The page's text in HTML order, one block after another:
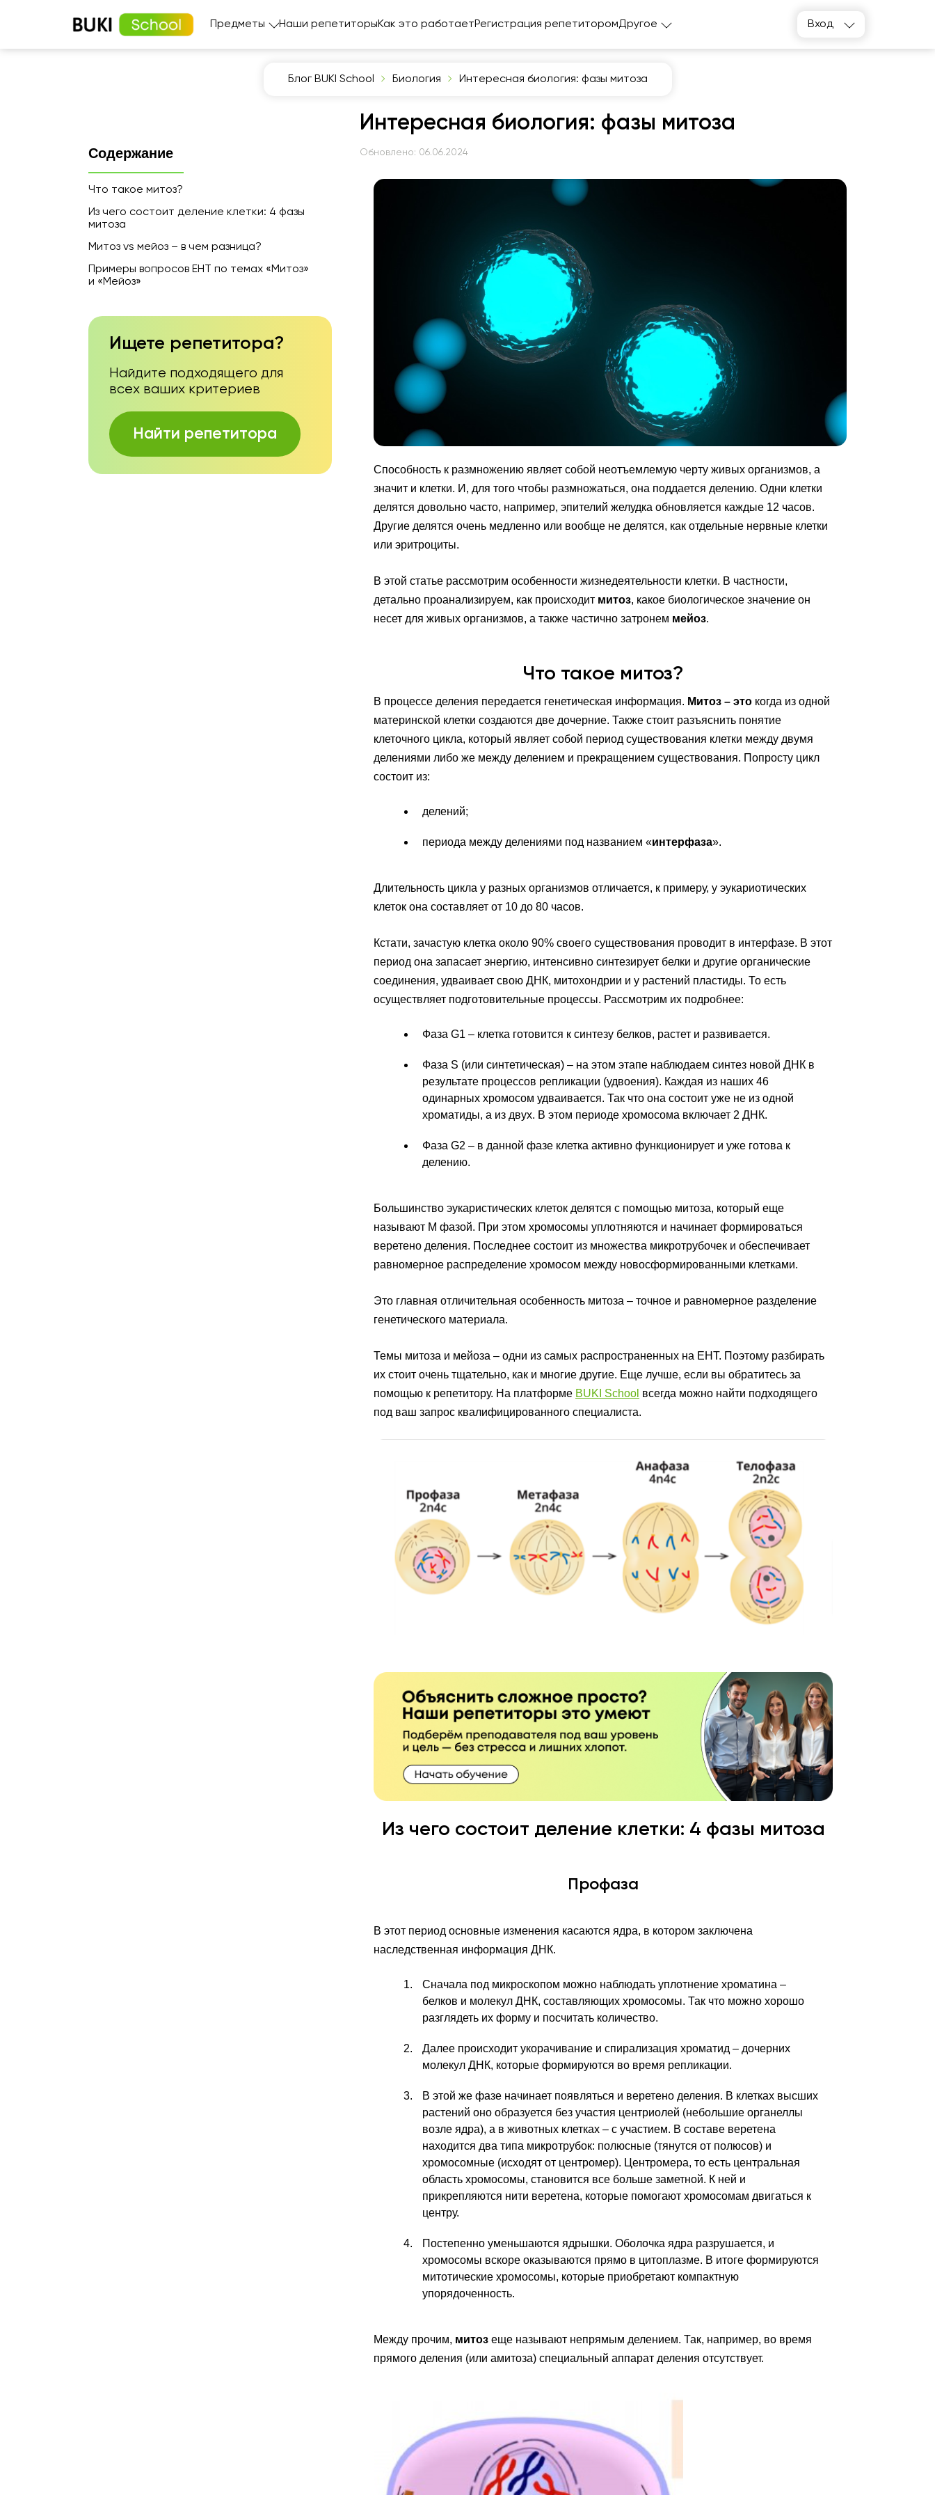
Предметы Наши репетиторыКак это работаетРегистрация репетиторомДругое Вход
Блог BUKI School Биология Интересная биология: фазы митоза
Содержание
Что такое митоз?
Из чего состоит деление клетки: 4 фазы
митоза
Митоз vs мейоз – в чем разница?
Примеры вопросов ЕНТ по темах «Митоз»
и «Мейоз»
Ищете репетитора?
Найдите подходящего для
всех ваших критериев
Найти репетитора
Интересная биология: фазы митоза
Обновлено: 06.06.2024
Способность к размножению являет собой неотъемлемую черту живых организмов, а
значит и клетки. И, для того чтобы размножаться, она поддается делению. Одни клетки
делятся довольно часто, например, эпителий желудка обновляется каждые 12 часов.
Другие делятся очень медленно или вообще не делятся, как отдельные нервные клетки
или эритроциты.
В этой статье рассмотрим особенности жизнедеятельности клетки. В частности,
детально проанализируем, как происходит митоз, какое биологическое значение он
несет для живых организмов, а также частично затронем мейоз.
Что такое митоз?
В процессе деления передается генетическая информация. Митоз – это когда из одной
материнской клетки создаются две дочерние. Также стоит разъяснить понятие
клеточного цикла, который являет собой период существования клетки между двумя
делениями либо же между делением и прекращением существования. Попросту цикл
состоит из:
делений;
периода между делениями под названием «интерфаза».
Длительность цикла у разных организмов отличается, к примеру, у эукариотических
клеток она составляет от 10 до 80 часов.
Кстати, зачастую клетка около 90% своего существования проводит в интерфазе. В этот
период она запасает энергию, интенсивно синтезирует белки и другие органические
соединения, удваивает свою ДНК, митохондрии и у растений пластиды. То есть
осуществляет подготовительные процессы. Рассмотрим их подробнее:
Фаза G1 – клетка готовится к синтезу белков, растет и развивается.
Фаза S (или синтетическая) – на этом этапе наблюдаем синтез новой ДНК в
результате процессов репликации (удвоения). Каждая из наших 46
одинарных хромосом удваивается. Так что она состоит уже не из одной
хроматиды, а из двух. В этом периоде хромосома включает 2 ДНК.
Фаза G2 – в данной фазе клетка активно функционирует и уже готова к
делению.
Большинство эукаристических клеток делятся с помощью митоза, который еще
называют M фазой. При этом хромосомы уплотняются и начинает формироваться
веретено деления. Последнее состоит из множества микротрубочек и обеспечивает
равномерное распределение хромосом между новосформированными клетками.
Это главная отличительная особенность митоза – точное и равномерное разделение
генетического материала.
Темы митоза и мейоза – одни из самых распространенных на ЕНТ. Поэтому разбирать
их стоит очень тщательно, как и многие другие. Еще лучше, если вы обратитесь за
помощью к репетитору. На платформе BUKI School всегда можно найти подходящего
под ваш запрос квалифицированного специалиста.
Из чего состоит деление клетки: 4 фазы митоза
Профаза
В этот период основные изменения касаются ядра, в котором заключена
наследственная информация ДНК.
Сначала под микроскопом можно наблюдать уплотнение хроматина –
белков и молекул ДНК, составляющих хромосомы. Так что можно хорошо
разглядеть их форму и посчитать количество.
Далее происходит укорачивание и спирализация хроматид – дочерних
молекул ДНК, которые формируются во время репликации.
В этой же фазе начинает появляться и веретено деления. В клетках высших
растений оно образуется без участия центриолей (небольшие органеллы
возле ядра), а в животных клетках – с участием. В составе веретена
находится два типа микротрубок: полюсные (тянутся от полюсов) и
хромосомные (исходят от центромер). Центромера, то есть центральная
область хромосомы, становится все больше заметной. К ней и
прикрепляются нити веретена, которые помогают хромосомам двигаться к
центру.
Постепенно уменьшаются ядрышки. Оболочка ядра разрушается, и
хромосомы вскоре оказываются прямо в цитоплазме. В итоге формируются
митотические хромосомы, которые приобретают компактную
упорядоченность.
Между прочим, митоз еще называют непрямым делением. Так, например, во время
прямого деления (или амитоза) специальный аппарат деления отсутствует.